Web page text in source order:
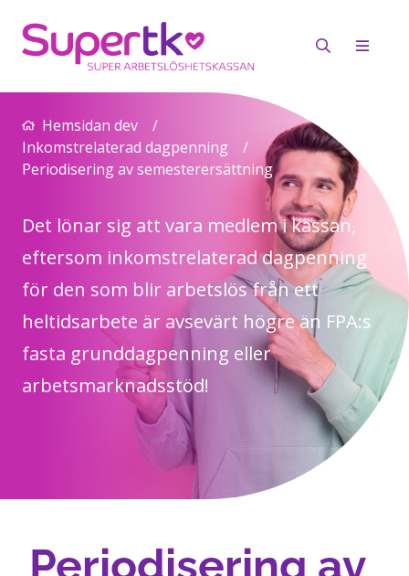
Hemsidan dev
/
Inkomstrelaterad dagpenning
/
Periodisering av semesterersättning
Det lönar sig att vara medlem i kassan,
eftersom inkomstrelaterad dagpenning
för den som blir arbetslös från ett
heltidsarbete är avsevärt högre än FPA:s
fasta grunddagpenning eller
arbetsmarknadsstöd!
Periodisering av